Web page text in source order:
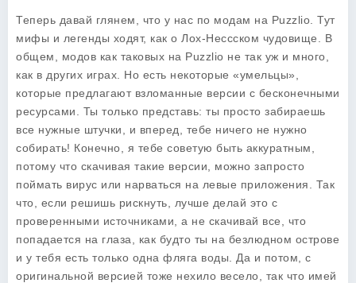
Теперь давай глянем, что у нас по модам на Puzzlio. Тут
мифы и легенды ходят, как о Лох-Нессском чудовище. В
общем, модов как таковых на Puzzlio не так уж и много,
как в других играх. Но есть некоторые «умельцы»,
которые предлагают взломанные версии с бесконечными
ресурсами. Ты только представь: ты просто забираешь
все нужные штучки, и вперед, тебе ничего не нужно
собирать! Конечно, я тебе советую быть аккуратным,
потому что скачивая такие версии, можно запросто
поймать вирус или нарваться на левые приложения. Так
что, если решишь рискнуть, лучше делай это с
проверенными источниками, а не скачивай все, что
попадается на глаза, как будто ты на безлюдном острове
и у тебя есть только одна фляга воды. Да и потом, с
оригинальной версией тоже нехило весело, так что имей